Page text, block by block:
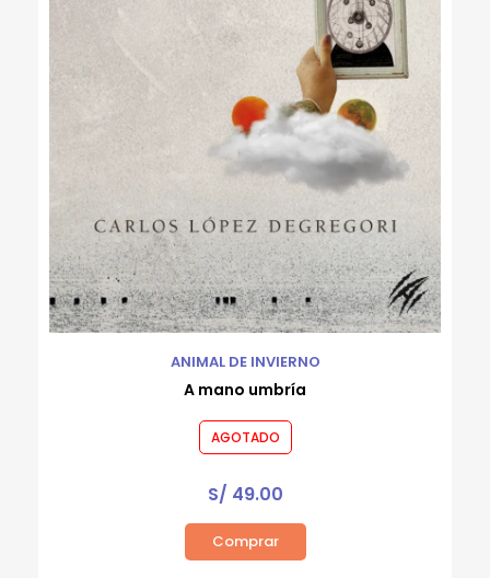
Rafael Flórez-Estrada
Robert Gammon
Roberto Bernui
Roberto Reyes Tarazona
Ronald Rivera Cachique
Valeria Venegas
ANIMAL DE INVIERNO
A mano umbría
AGOTADO
S/ 49.00
Comprar